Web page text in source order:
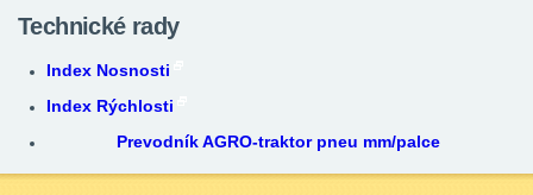
Technické rady
Index Nosnosti
Index Rýchlosti
Prevodník AGRO-traktor pneu mm/palce